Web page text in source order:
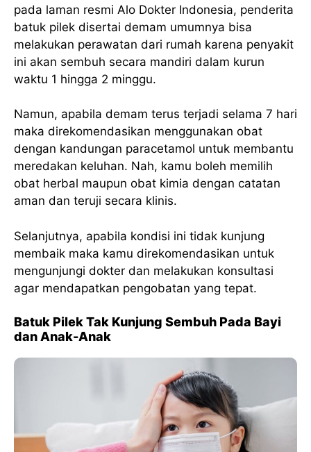
pada laman resmi Alo Dokter Indonesia, penderita
batuk pilek disertai demam umumnya bisa
melakukan perawatan dari rumah karena penyakit
ini akan sembuh secara mandiri dalam kurun
waktu 1 hingga 2 minggu.
Namun, apabila demam terus terjadi selama 7 hari
maka direkomendasikan menggunakan obat
dengan kandungan paracetamol untuk membantu
meredakan keluhan. Nah, kamu boleh memilih
obat herbal maupun obat kimia dengan catatan
aman dan teruji secara klinis.
Selanjutnya, apabila kondisi ini tidak kunjung
membaik maka kamu direkomendasikan untuk
mengunjungi dokter dan melakukan konsultasi
agar mendapatkan pengobatan yang tepat.
Batuk Pilek Tak Kunjung Sembuh Pada Bayi
dan Anak-Anak